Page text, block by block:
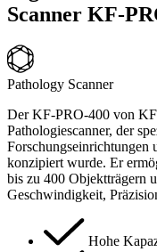
Scanner KF-
Pathology Scanner
Der KF-PRO-400 von
Pathologiescanner, der
Forschungseinrichtungen
konzipiert wurde. Er
bis zu 400 Objektträgern
Geschwindigkeit,
Hohe